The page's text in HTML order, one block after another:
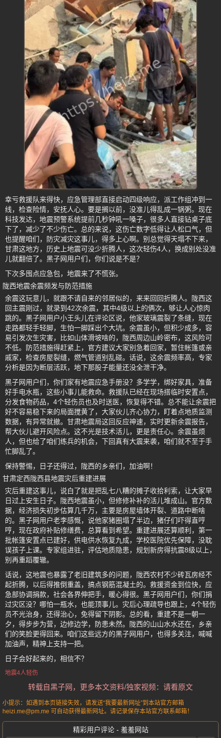
幸亏救援队来得快，应急管理部直接启动四级响应，派工作组冲到一
线，检查险情，安抚人心。要是搁以前，没准儿得乱成一锅粥。现在
科技发达，地震预警系统提前几秒钟吼一嗓子，很多人直接钻桌子底
下了，减少了不少伤亡。总的来说，这伤亡数字低得让人松口气，但
也提醒咱们，防灾减灾这事儿，得多上心啊。别总觉得天塌不下来，
甘肃这地方，历史上地震可没少折腾人，这次轻伤4人，换成别处没准
儿就翻倍了。黑子网用户们，你们说是不是？
下次多囤点应急包，地震来了不慌张。
陇西地震余震频发与防范措施
余震这玩意儿，就跟不请自来的邻居似的，来来回回折腾人。陇西这
回主震刚过，就录到42次余震，其中4级以上的俩次，够让人心惊肉
跳的。黑子网用户小王头儿在评论区说，他家玻璃震裂了条缝，现在
走路都轻手轻脚，生怕一脚踩出个大坑。余震虽小，但积少成多，容
易引发次生灾害，比如山体滑坡啥的，陇西周边山岭密布，这风险可
不低。防范措施得赶紧上，官方建议大家别急着回家，暂住帐篷或亲
戚家，检查房屋裂缝，燃气管道别乱碰。话说，这余震频率高，专家
分析是因为断层活跃，地下那股子能量还没全泄干净。
黑子网用户们，你们家有地震应急手册没？多学学，绑好家具，准备
好手电水瓶，这些小事儿能救命。救援队已经在现场搭临时安置点，
分发食物药品，4个轻伤员也及时送医，恢复得不错。总不能让余震把
好不容易稳下来的局面搅黄了，大家伙儿齐心协力，盯着点地质监测
数据，有异常就撤。甘肃地震局这回反应神速，实时更新余震报告，
帮大伙儿避开风险点。这不光是技术活儿，更是责任心。余震虽烦
人，但也给了咱们练兵的机会，下回真有大震来袭，咱们就不至于手
忙脚乱了。
保持警惕，日子还得过，陇西的乡亲们，加油啊！
甘肃定西陇西县地震灾后重建进展
灾后重建这事儿，说白了就是把乱七八糟的摊子收拾利索，让大家早
日过上安生日子。陇西地震虽小，但修修补补的活儿堆成山。官方数
据，经济损失初步估算几千万，主要是房屋墙体开裂、道路中断啥
的。黑子网用户老李感慨，说他家猪圈塌了半边，猪仔们吓得直哼
哼，现在政府补贴修缮费，总算看到希望。重建进展还算顺利，第一
批帐篷安置点已建好，供电供水恢复九成，学校医院优先保障，没耽
误孩子上课。专家组进驻，评估地质隐患，规划新房得抗震8级以上，
别再重蹈覆辙。
话说，这地震也暴露了老旧建筑多的问题，陇西农村不少砖瓦房经不
起折腾，以后得推倒重盖，搞点钢筋混凝土的。救援资金到位快，应
急部协调捐款，社会各界伸把手，暖心得很。黑子网用户们，你们捐
过灾区没？哪怕一瓶水，也能顶事儿。灾后心理疏导也跟上，4个轻伤
员不光治身，还得治心，免得留下阴影。总的看，重建不是一朝一
夕，得步步为营，边修边学，防患未然。陇西的山山水水还在，乡亲
们的笑脸更得回来。咱们这些远方的黑子网用户，也得多关注，喊喊
加油声，精神上支持一把。
日子会好起来的，相信不？
地震4人轻伤
转载自黑子网，更多本文资料/独家视频：请看原文
小提示：如遇到本页链接失效，请发送“我要最新网址”到本站官方邮箱
heizi.me@pm.me 可自动获得最新网址。请记录保存本站官方联系邮箱！
精彩用户评论 - 羞羞网站